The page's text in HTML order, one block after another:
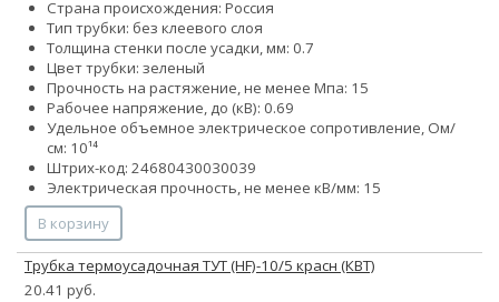
Страна происхождения: Россия
Тип трубки: без клеевого слоя
Толщина стенки после усадки, мм: 0.7
Цвет трубки: зеленый
Прочность на растяжение, не менее Мпа: 15
Рабочее напряжение, до (кВ): 0.69
Удельное объемное электрическое сопротивление, Ом/
см: 10¹⁴
Штрих-код: 24680430030039
Электрическая прочность, не менее кВ/мм: 15
В корзину
Трубка термоусадочная ТУТ (HF)-10/5 красн (КВТ)
20.41 руб.